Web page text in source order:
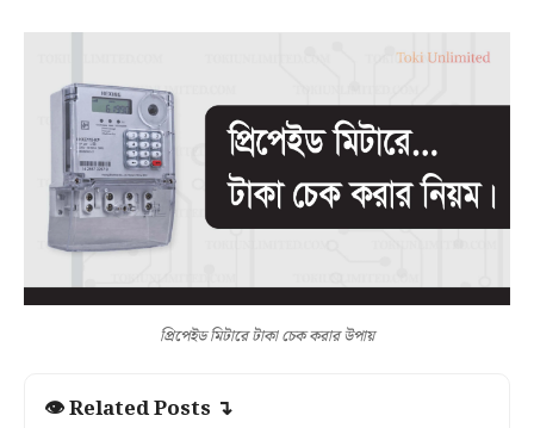
প্রিপেইড মিটারে টাকা চেক করার উপায়
👁 Related Posts ↴